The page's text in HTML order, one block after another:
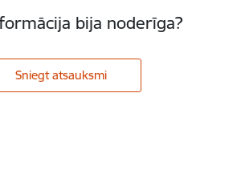
bija noderīga?
Sniegt atsauksmi